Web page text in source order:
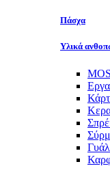
Πάσχα
Υλικά